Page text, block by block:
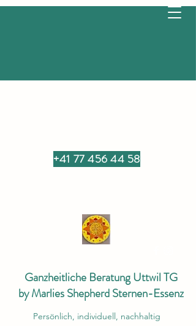
Ganzheitliche Beratung Uttwil TG
by Marlies Shepherd Sternen-Essenz
Persönlich, individuell, nachhaltig
+41 77 456 44 58